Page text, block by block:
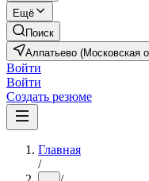
Ещё
Поиск
Алпатьево (Московская
Войти
Войти
Создать резюме
Главная
/